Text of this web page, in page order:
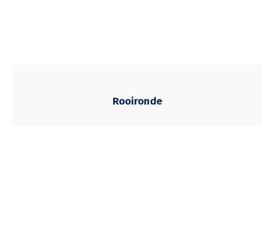
Rooironde